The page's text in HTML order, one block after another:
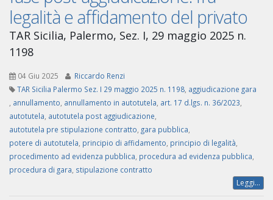
legalità e affidamento del privato
TAR Sicilia, Palermo, Sez. I, 29 maggio 2025 n.
1198
04 Giu 2025
Riccardo Renzi
TAR Sicilia Palermo Sez. I 29 maggio 2025 n. 1198 aggiudicazione gara
annullamento annullamento in autotutela art. 17 d.lgs. n. 36/2023
autotutela autotutela post aggiudicazione
autotutela pre stipulazione contratto gara pubblica
potere di autotutela principio di affidamento principio di legalità
procedimento ad evidenza pubblica procedura ad evidenza pubblica
procedura di gara stipulazione contratto
Leggi...